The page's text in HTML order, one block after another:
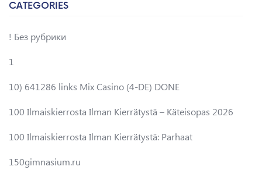
CATEGORIES
! Без рубрики
1
10) 641286 links Mix Casino (4-DE) DONE
100 Ilmaiskierrosta Ilman Kierrätystä – Käteisopas 2026
100 Ilmaiskierrosta Ilman Kierrätystä: Parhaat
150gimnasium.ru